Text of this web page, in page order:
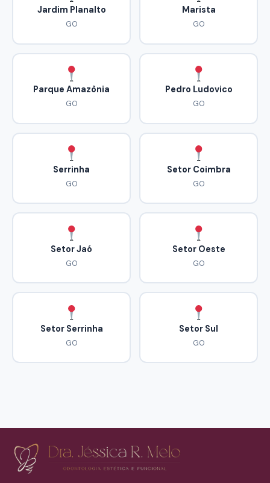
Jardim Planalto
GO
Marista
GO
Parque Amazônia
GO
Pedro Ludovico
GO
Serrinha
GO
Setor Coimbra
GO
Setor Jaó
GO
Setor Oeste
GO
Setor Serrinha
GO
Setor Sul
GO